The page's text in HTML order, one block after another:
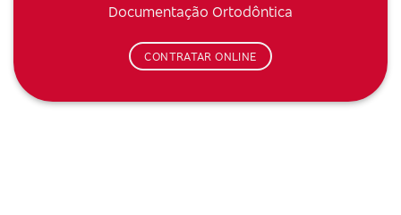
Documentação Ortodôntica
CONTRATAR ONLINE